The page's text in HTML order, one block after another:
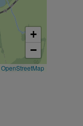
+
−
OpenStreetMap